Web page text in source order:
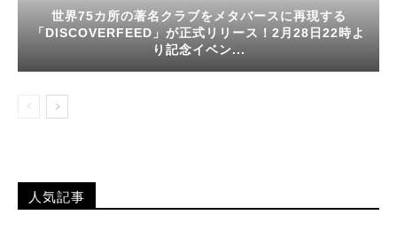
世界75カ所の著名クラブをメタバースに再現する
「DISCOVERFEED」が正式リリース！2月28日22時よ
り記念イベン...
人気記事